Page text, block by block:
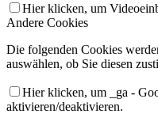
Hier klicken, um
Andere Cookies
Die folgenden Cookies
auswählen, ob Sie diesen
Hier klicken, um _ga -
aktivieren/deaktivieren.